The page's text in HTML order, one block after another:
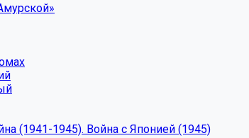
(1941-1945). Война с Японией (1945)